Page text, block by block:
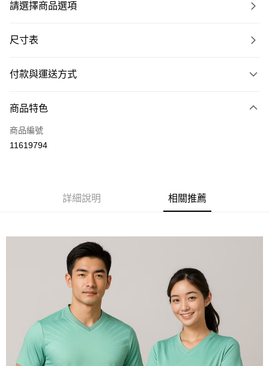
請選擇商品選項
尺寸表
付款與運送方式
信用卡一次付款
運送方式
商品特色
商品編號
11619794
詳細說明 相關推薦